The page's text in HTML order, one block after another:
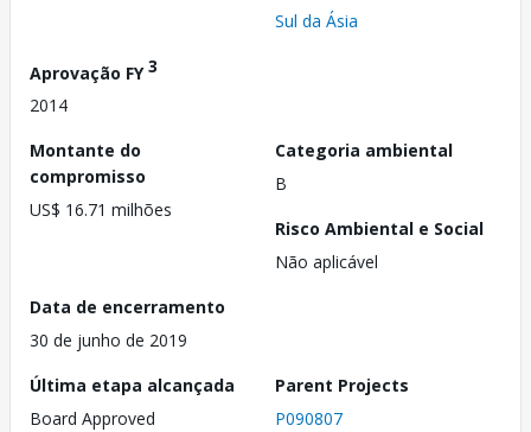
Sul da Ásia
Aprovação FY3
2014
Montante do
compromisso
US$ 16.71 milhões
Categoria ambiental
B
Risco Ambiental e Social
Não aplicável
Data de encerramento
30 de junho de 2019
Última etapa alcançada
Board Approved
Parent Projects
P090807